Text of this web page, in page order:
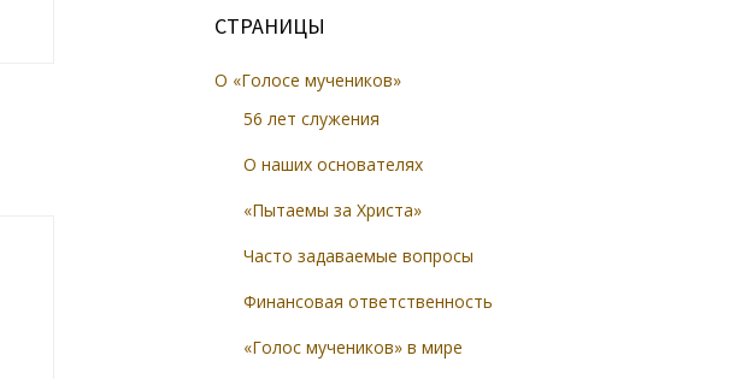
СТРАНИЦЫ
О «Голосе мучеников»
56 лет служения
О наших основателях
«Пытаемы за Христа»
Часто задаваемые вопросы
Финансовая ответственность
«Голос мучеников» в мире